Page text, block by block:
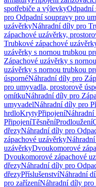
spotřebiče a výlevkyOdpadní
pro Odpadní soupravy pro
uzávěrkyNáhradní díly pro
zápachové uzávěrky,
Trubkové zápachové
uzávěrky s nornou trubkou
Zápachové uzávěrky s
uzávěrky s nornou trubkou
úspornéNáhradní díly pro
pro umyvadla, prostorově
omítkuNáhradní díly pro
umyvadelNáhradní díly pro
hrdloKrytyPřipojení
PřipojeníTěsněníProdloužení
dřezyNáhradní díly pro
zápachové uzávěrky
uzávěrkyDvoukomorové
Dvoukomorové zápachové
dřezyNáhradní díly pro
dřezyPříslušenstvíNáhradní
pro zařízeníNáhradní díly pro